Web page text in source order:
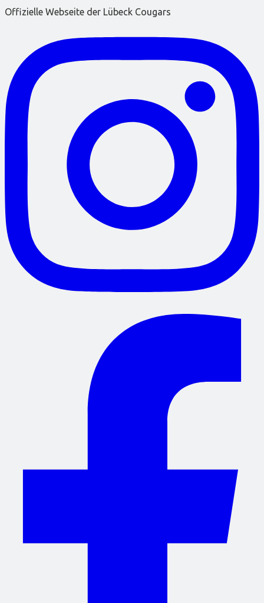
Offizielle Webseite der Lübeck Cougars